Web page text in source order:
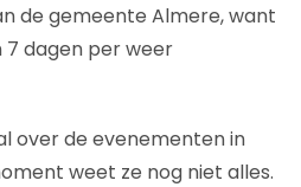
de gemeente Almere, want
7 dagen per weer
over de evenementen in
weet ze nog niet alles.